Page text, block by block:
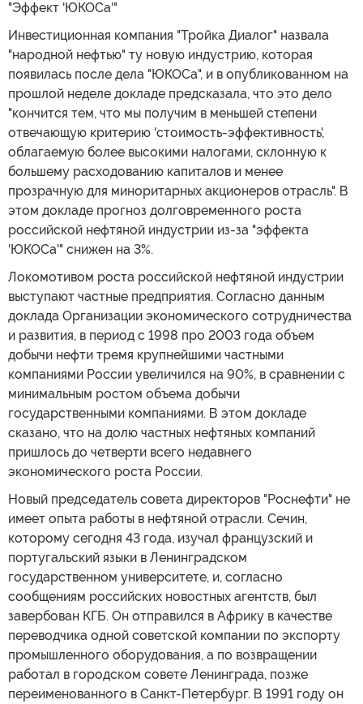
"Эффект 'ЮКОСа'"
Инвестиционная компания "Тройка Диалог" назвала
"народной нефтью" ту новую индустрию, которая
появилась после дела "ЮКОСа", и в опубликованном на
прошлой неделе докладе предсказала, что это дело
"кончится тем, что мы получим в меньшей степени
отвечающую критерию 'стоимость-эффективность',
облагаемую более высокими налогами, склонную к
большему расходованию капиталов и менее
прозрачную для миноритарных акционеров отрасль". В
этом докладе прогноз долговременного роста
российской нефтяной индустрии из-за "эффекта
'ЮКОСа'" снижен на 3%.
Локомотивом роста российской нефтяной индустрии
выступают частные предприятия. Согласно данным
доклада Организации экономического сотрудничества
и развития, в период с 1998 про 2003 года объем
добычи нефти тремя крупнейшими частными
компаниями России увеличился на 90%, в сравнении с
минимальным ростом объема добычи
государственными компаниями. В этом докладе
сказано, что на долю частных нефтяных компаний
пришлось до четверти всего недавнего
экономического роста России.
Новый председатель совета директоров "Роснефти" не
имеет опыта работы в нефтяной отрасли. Сечин,
которому сегодня 43 года, изучал французский и
португальский языки в Ленинградском
государственном университете, и, согласно
сообщениям российских новостных агентств, был
завербован КГБ. Он отправился в Африку в качестве
переводчика одной советской компании по экспорту
промышленного оборудования, а по возвращении
работал в городском совете Ленинграда, позже
переименованного в Санкт-Петербург. В 1991 году он